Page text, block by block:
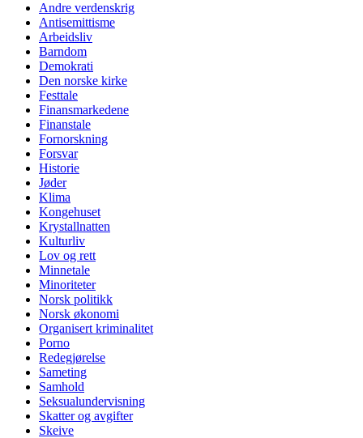
Andre verdenskrig
Antisemittisme
Arbeidsliv
Barndom
Demokrati
Den norske kirke
Festtale
Finansmarkedene
Finanstale
Fornorskning
Forsvar
Historie
Jøder
Klima
Kongehuset
Krystallnatten
Kulturliv
Lov og rett
Minnetale
Minoriteter
Norsk politikk
Norsk økonomi
Organisert kriminalitet
Porno
Redegjørelse
Sameting
Samhold
Seksualundervisning
Skatter og avgifter
Skeive